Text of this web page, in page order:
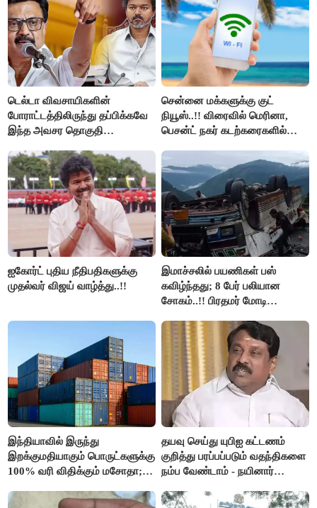
டெல்டா விவசாயிகளின்
போராட்டத்திலிருந்து தப்பிக்கவே
இந்த அவசர தொகுதி
அரங்கேற்றுகிறார் முதலமைச்சர் -
திமுக ஐடி விங்..!!
சென்னை மக்களுக்கு குட்
நியூஸ்..!! விரைவில் மெரினா,
பெசன்ட் நகர் கடற்கரைகளில்
ஐகோர்ட் புதிய நீதிபதிகளுக்கு
முதல்வர் விஜய் வாழ்த்து..!!
இமாச்சலில் பயணிகள் பஸ்
கவிழ்ந்தது; 8 பேர் பலியான
சோகம்..!! பிரதமர் மோடி
இந்தியாவில் இருந்து
இறக்குமதியாகும் பொருட்களுக்கு
100% வரி விதிக்கும் மசோதா;
தயவு செய்து யுபிஐ கட்டணம்
குறித்து பரப்பப்படும் வதந்திகளை
நம்ப வேண்டாம் - நயினார்